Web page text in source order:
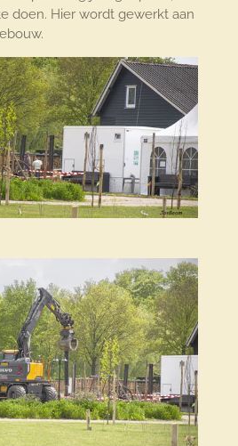
doen. Hier wordt gewerkt aan